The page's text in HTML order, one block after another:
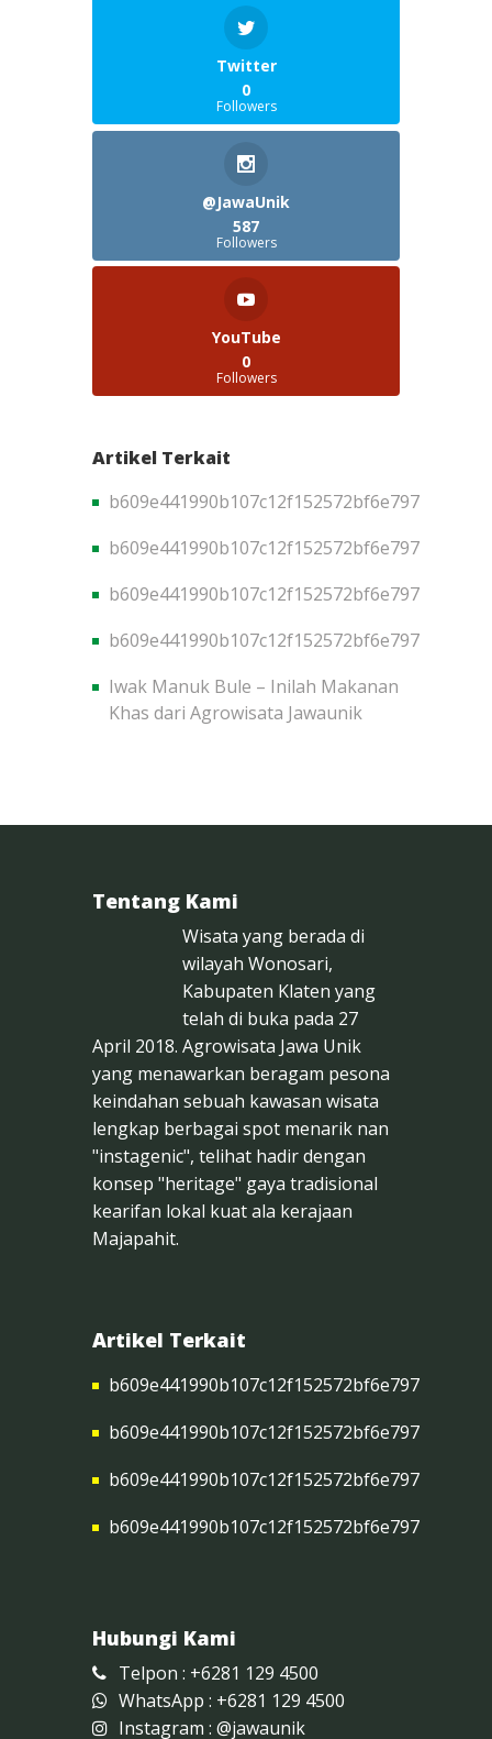
Twitter
0
Followers
@JawaUnik
587
Followers
YouTube
0
Followers
Artikel Terkait
b609e441990b107c12f152572bf6e797
b609e441990b107c12f152572bf6e797
b609e441990b107c12f152572bf6e797
b609e441990b107c12f152572bf6e797
Iwak Manuk Bule – Inilah Makanan
Khas dari Agrowisata Jawaunik
Tentang Kami
Wisata yang berada di
wilayah Wonosari,
Kabupaten Klaten yang
telah di buka pada 27
April 2018. Agrowisata Jawa Unik
yang menawarkan beragam pesona
keindahan sebuah kawasan wisata
lengkap berbagai spot menarik nan
"instagenic", telihat hadir dengan
konsep "heritage" gaya tradisional
kearifan lokal kuat ala kerajaan
Majapahit.
Artikel Terkait
b609e441990b107c12f152572bf6e797
b609e441990b107c12f152572bf6e797
b609e441990b107c12f152572bf6e797
b609e441990b107c12f152572bf6e797
Hubungi Kami
Telpon : +6281 129 4500
WhatsApp : +6281 129 4500
Instagram : @jawaunik